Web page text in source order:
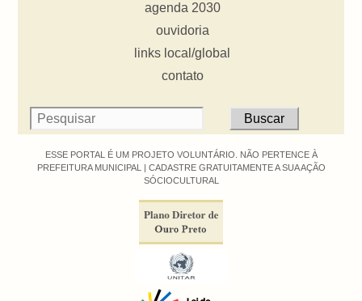
agenda 2030
ouvidoria
links local/global
contato
ESSE PORTAL É UM PROJETO VOLUNTÁRIO. NÃO PERTENCE À
PREFEITURA MUNICIPAL | CADASTRE GRATUITAMENTE A SUA AÇÃO
SÓCIOCULTURAL